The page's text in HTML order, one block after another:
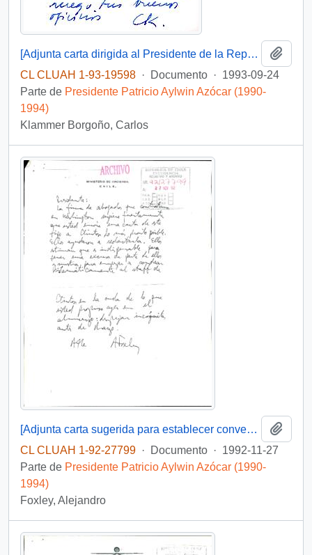
[Adjunta carta dirigida al Presidente de la República]
CL CLUAH 1-93-19598 · Documento · 1993-09-24
Parte de Presidente Patricio Aylwin Azócar (1990-
1994)
Klammer Borgoño, Carlos
[Adjunta carta sugerida para establecer convenio de libre comercio con Estados Unidos]
CL CLUAH 1-92-27799 · Documento · 1992-11-27
Parte de Presidente Patricio Aylwin Azócar (1990-
1994)
Foxley, Alejandro